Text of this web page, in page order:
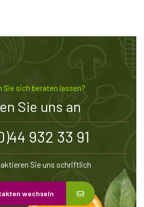
Sie sich beraten lassen?
Sie uns an
932 33 91
Sie uns schriftlich
wechseln